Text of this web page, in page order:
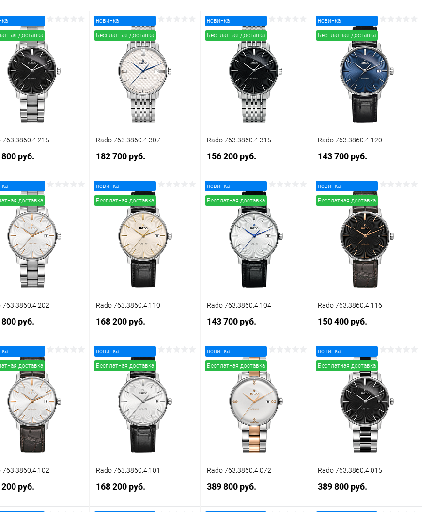
доставка
763.3860.4.215
руб.
В корзину
Купить в 1
Сравнение
В избранное В наличии
новинка
Бесплатная доставка
Rado 763.3860.4.307
182 700 руб.
В корзину
Купить в 1
Сравнение
В избранное В наличии
новинка
Бесплатная доставка
Rado 763.3860.4.315
156 200 руб.
В корзину
Купить в 1
Сравнение
В избранное В наличии
новинка
Бесплатная доставка
Rado 763.3860.4.120
143 700 руб.
В корзину
Купить в 1
Сравнение
В избранное В наличии
доставка
763.3860.4.202
руб.
В корзину
Купить в 1
Сравнение
В избранное В наличии
новинка
Бесплатная доставка
Rado 763.3860.4.110
168 200 руб.
В корзину
Купить в 1
Сравнение
В избранное В наличии
новинка
Бесплатная доставка
Rado 763.3860.4.104
143 700 руб.
В корзину
Купить в 1
Сравнение
В избранное В наличии
новинка
Бесплатная доставка
Rado 763.3860.4.116
150 400 руб.
В корзину
Купить в 1
Сравнение
В избранное В наличии
доставка
763.3860.4.102
руб.
новинка
Бесплатная доставка
Rado 763.3860.4.101
168 200 руб.
новинка
Бесплатная доставка
Rado 763.3860.4.072
389 800 руб.
новинка
Бесплатная доставка
Rado 763.3860.4.015
389 800 руб.